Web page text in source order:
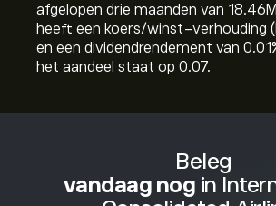
Beleg
vandaag nog in
afgelopen drie maanden van
heeft een koers/winst-verhouding
en een dividendrendement van
het aandeel staat op 0.07.